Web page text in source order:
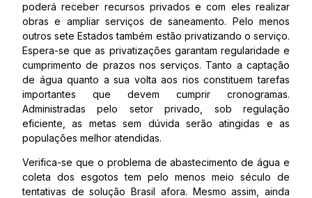
poderá receber recursos privados e com eles realizar
obras e ampliar serviços de saneamento. Pelo menos
outros sete Estados também estão privatizando o serviço.
Espera-se que as privatizações garantam regularidade e
cumprimento de prazos nos serviços. Tanto a captação
de água quanto a sua volta aos rios constituem tarefas
importantes que devem cumprir cronogramas.
Administradas pelo setor privado, sob regulação
eficiente, as metas sem dúvida serão atingidas e as
populações melhor atendidas.
Verifica-se que o problema de abastecimento de água e
coleta dos esgotos tem pelo menos meio século de
tentativas de solução Brasil afora. Mesmo assim, ainda